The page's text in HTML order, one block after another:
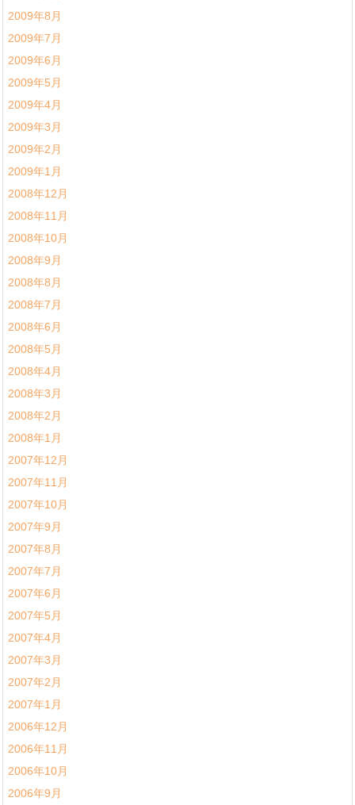
2009年8月
2009年7月
2009年6月
2009年5月
2009年4月
2009年3月
2009年2月
2009年1月
2008年12月
2008年11月
2008年10月
2008年9月
2008年8月
2008年7月
2008年6月
2008年5月
2008年4月
2008年3月
2008年2月
2008年1月
2007年12月
2007年11月
2007年10月
2007年9月
2007年8月
2007年7月
2007年6月
2007年5月
2007年4月
2007年3月
2007年2月
2007年1月
2006年12月
2006年11月
2006年10月
2006年9月